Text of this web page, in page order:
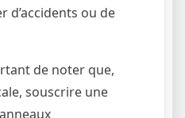
d’accidents ou de
de noter que,
souscrire une